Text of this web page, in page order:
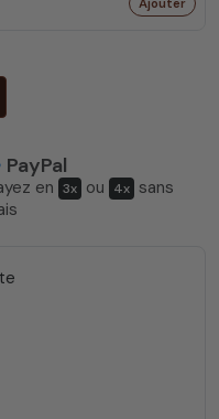
PayPal
en 3x ou 4x sans